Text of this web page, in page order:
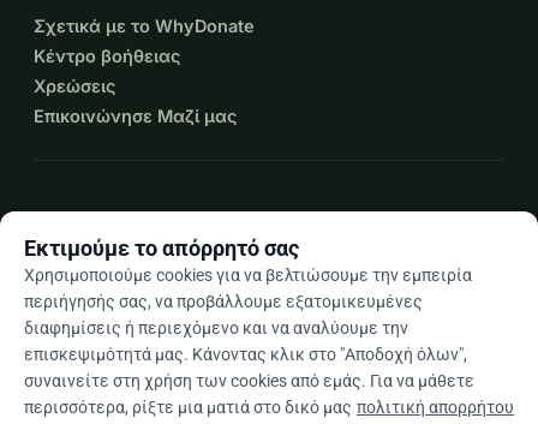
Σχετικά με το WhyDonate
Κέντρο βοήθειας
Χρεώσεις
Επικοινώνησε Μαζί μας
Elarrow_drop_down
★★★★★4,9 / 5 βάσει 500+ κριτικών
Εκτιμούμε το απόρρητό σας
Χρησιμοποιούμε cookies για να βελτιώσουμε την εμπειρία
περιήγησής σας, να προβάλλουμε εξατομικευμένες
διαφημίσεις ή περιεχόμενο και να αναλύουμε την
επισκεψιμότητά μας. Κάνοντας κλικ στο "Αποδοχή όλων",
συναινείτε στη χρήση των cookies από εμάς. Για να μάθετε
περισσότερα, ρίξτε μια ματιά στο δικό μας πολιτική απορρήτου